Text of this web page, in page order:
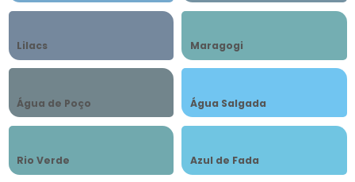
Lilacs Maragogi
Água de Poço Água Salgada
Rio Verde Azul de Fada